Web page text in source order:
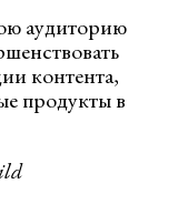
аудиторию
контента,
продукты в